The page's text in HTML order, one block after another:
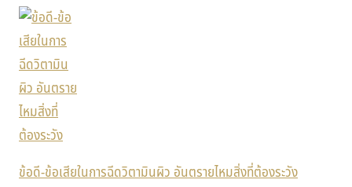
ข้อดี-ข้อเสียในการฉีดวิตามินผิว อันตรายไหมสิ่งที่ต้องระวัง